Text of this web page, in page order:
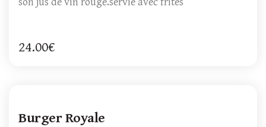
24.00€
Burger Royale